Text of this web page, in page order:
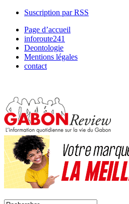
Suscription par RSS
Page d’accueil
inforoute241
Deontologie
Mentions légales
contact